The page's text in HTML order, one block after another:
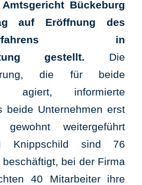
Bückeburg
auf Eröffnung des
in
gestellt. Die
die für beide
agiert, informierte
beide Unternehmen erst
weitergeführt
Knippschild sind 76
bei der Firma
40 Mitarbeiter ihre